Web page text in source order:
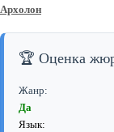
Архолон
🏆 Оценка
Жанр:
Да
Язык: